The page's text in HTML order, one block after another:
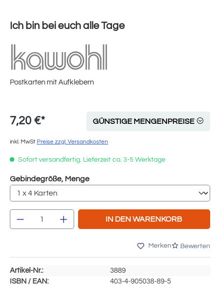
Ich bin bei euch alle Tage
Postkarten mit Aufklebern
7,20 €* GÜNSTIGE MENGENPREISE
inkl. MwSt Preise zzgl. Versandkosten
Sofort versandfertig. Lieferzeit ca. 3-5 Werktage
Gebindegröße, Mengeauswählen
Produkt Anzahl: Gib den gewünschten
IN DEN WARENKORB
Merken Bewerten
Artikel-Nr.:
3889
ISBN / EAN:
403-4-905038-89-5